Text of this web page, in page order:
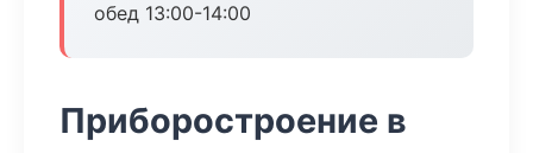
обед 13:00-14:00
Приборостроение в